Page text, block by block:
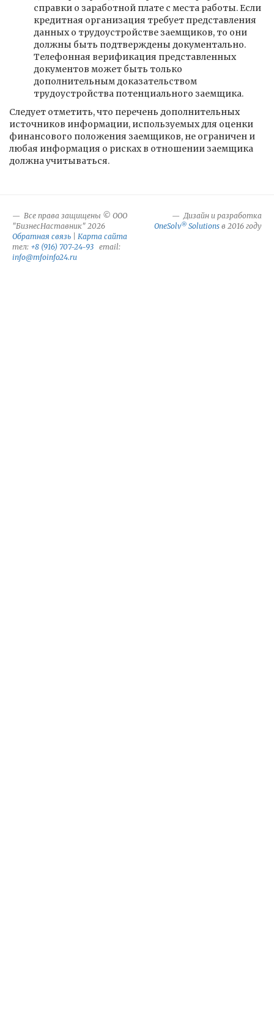
справки о заработной плате с места работы. Если
кредитная организация требует представления
данных о трудоустройстве заемщиков, то они
должны быть подтверждены документально.
Телефонная верификация представленных
документов может быть только
дополнительным доказательством
трудоустройства потенциального заемщика.
Следует отметить, что перечень дополнительных
источников информации, используемых для оценки
финансового положения заемщиков, не ограничен и
любая информация о рисках в отношении заемщика
должна учитываться.
Все права защищены © ООО
"БизнесНаставник" 2026
Обратная связь
Карта сайта
тел: +8 (916) 707-24-93 email:
info@mfoinfo24.ru
Дизайн и разработка
OneSolv® Solutions в 2016 году